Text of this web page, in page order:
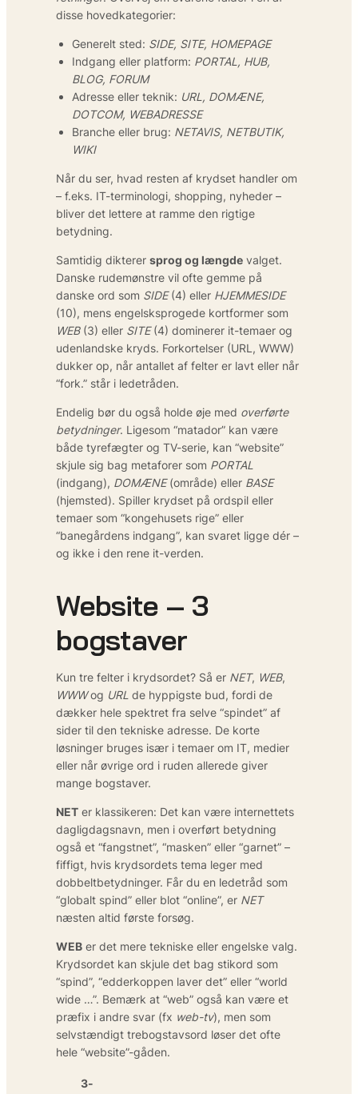
disse hovedkategorier:
Generelt sted: SIDE, SITE, HOMEPAGE
Indgang eller platform: PORTAL, HUB,
BLOG, FORUM
Adresse eller teknik: URL, DOMÆNE,
DOTCOM, WEBADRESSE
Branche eller brug: NETAVIS, NETBUTIK,
WIKI
Når du ser, hvad resten af krydset handler om
– f.eks. IT-terminologi, shopping, nyheder –
bliver det lettere at ramme den rigtige
betydning.
Samtidig dikterer sprog og længde valget.
Danske rudemønstre vil ofte gemme på
danske ord som SIDE(4) eller HJEMMESIDE
(10), mens engelsksprogede kortformer som
WEB(3) eller SITE(4) dominerer it-temaer og
udenlandske kryds. Forkortelser (URL, WWW)
dukker op, når antallet af felter er lavt eller når
“fork.” står i ledetråden.
Endelig bør du også holde øje med overførte
betydninger. Ligesom “matador” kan være
både tyrefægter og TV-serie, kan “website”
skjule sig bag metaforer som PORTAL
(indgang), DOMÆNE(område) eller BASE
(hjemsted). Spiller krydset på ordspil eller
temaer som “kongehusets rige” eller
“banegårdens indgang”, kan svaret ligge dér –
og ikke i den rene it-verden.
Website – 3
bogstaver
Kun tre felter i krydsordet? Så er NET, WEB,
WWWog URL de hyppigste bud, fordi de
dækker hele spektret fra selve “spindet” af
sider til den tekniske adresse. De korte
løsninger bruges især i temaer om IT, medier
eller når øvrige ord i ruden allerede giver
mange bogstaver.
NET er klassikeren: Det kan være internettets
dagligdagsnavn, men i overført betydning
også et “fangstnet”, “masken” eller “garnet” –
fiffigt, hvis krydsordets tema leger med
dobbelt­betydninger. Får du en ledetråd som
“globalt spind” eller blot “online”, er NET
næsten altid første forsøg.
WEB er det mere tekniske eller engelske valg.
Krydsordet kan skjule det bag stikord som
“spind”, “edderkoppen laver det” eller “world
wide …”. Bemærk at “web” også kan være et
præfix i andre svar (fx web-tv), men som
selvstændigt trebogstavsord løser det ofte
hele “website”-gåden.
3-